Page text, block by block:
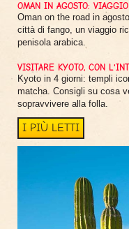
OMAN IN AGOSTO:
Oman on the road in
città di fango, un viaggio
penisola arabica.
VISITARE KYOTO, CON
Kyoto in 4 giorni: templi
matcha. Consigli su cosa
sopravvivere alla folla.
I PIÙ LETTI